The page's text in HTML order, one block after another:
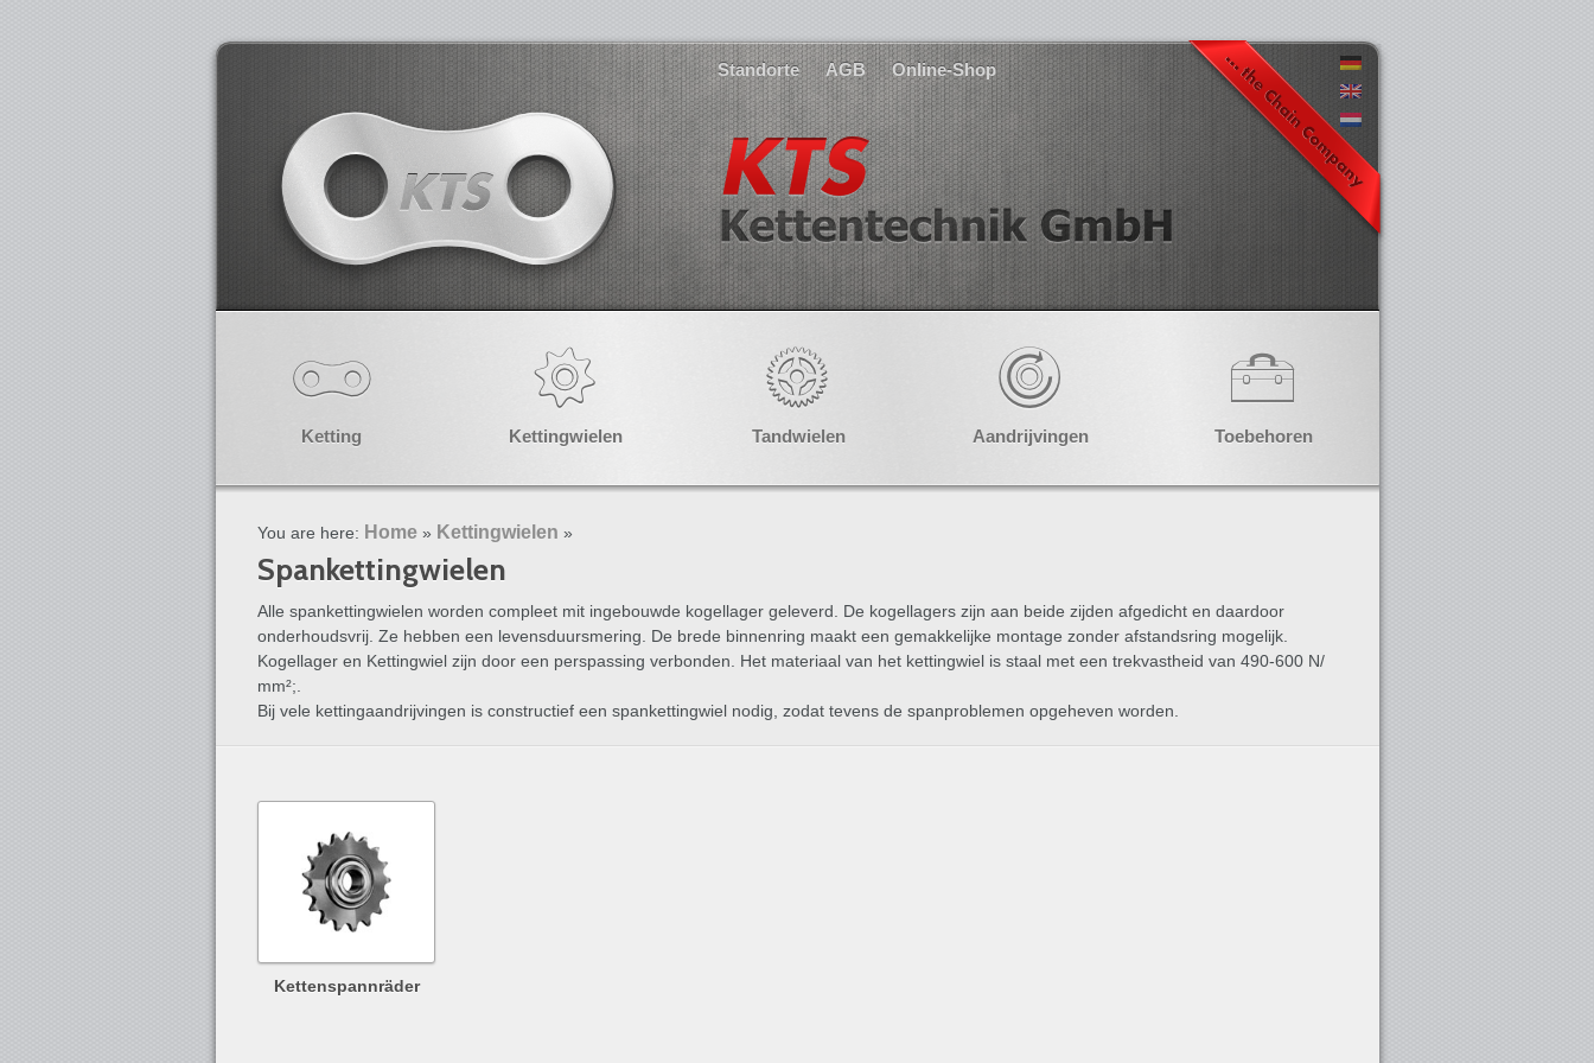
Standorte AGB Online-Shop
Ketting Kettingwielen Tandwielen Aandrijvingen Toebehoren
You are here: Home » Kettingwielen »
Spankettingwielen
Alle spankettingwielen worden compleet mit ingebouwde kogellager geleverd. De kogellagers zijn aan beide zijden afgedicht en daardoor
onderhoudsvrij. Ze hebben een levensduursmering. De brede binnenring maakt een gemakkelijke montage zonder afstandsring mogelijk.
Kogellager en Kettingwiel zijn door een perspassing verbonden. Het materiaal van het kettingwiel is staal met een trekvastheid van 490-600 N/
mm²;.
Bij vele kettingaandrijvingen is constructief een spankettingwiel nodig, zodat tevens de spanproblemen opgeheven worden.
Kettenspannräder